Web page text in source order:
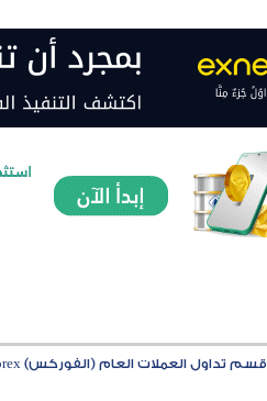
قسم تداول العملات العام (الفوركس) Forex